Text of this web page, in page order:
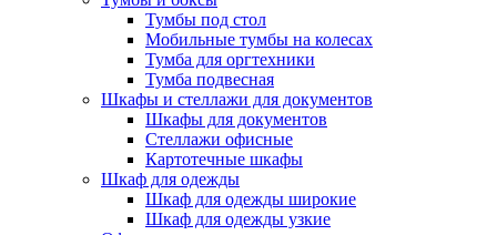
Тумбы под стол
Мобильные тумбы на колесах
Тумба для оргтехники
Тумба подвесная
Шкафы и стеллажи для документов
Шкафы для документов
Стеллажи офисные
Картотечные шкафы
Шкаф для одежды
Шкаф для одежды широкие
Шкаф для одежды узкие